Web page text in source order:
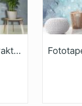
Fototapete Handgemaltes Abstraktes AquarellTexturKunstwerk